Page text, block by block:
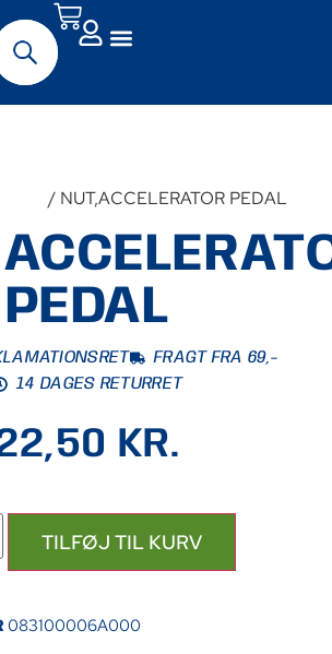
/ NUT,ACCELERATOR PEDAL
PEDAL
FRAGT FRA 69,-
14 DAGES RETURRET
KR.
TILFØJ TIL KURV
083100006A000